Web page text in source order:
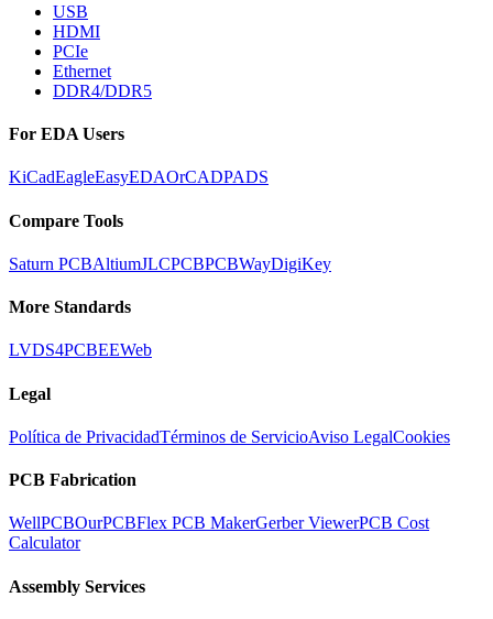
USB
HDMI
PCIe
Ethernet
DDR4/DDR5
For EDA Users
KiCadEagleEasyEDAOrCADPADS
Compare Tools
Saturn PCBAltiumJLCPCBPCBWayDigiKey
More Standards
LVDS4PCBEEWeb
Legal
Política de PrivacidadTérminos de ServicioAviso LegalCookies
PCB Fabrication
WellPCBOurPCBFlex PCB MakerGerber ViewerPCB Cost
Calculator
Assembly Services